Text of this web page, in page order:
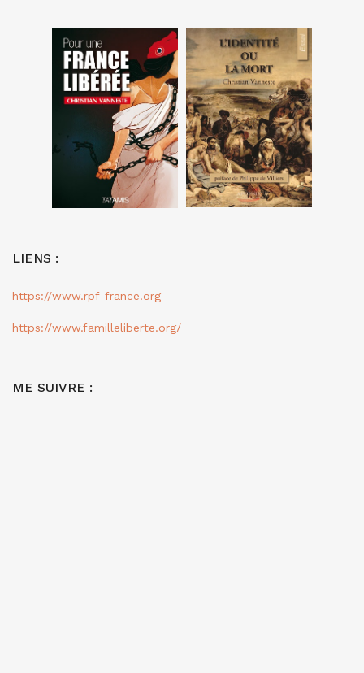
LIENS :
https://www.rpf-france.org
https://www.familleliberte.org/
ME SUIVRE :